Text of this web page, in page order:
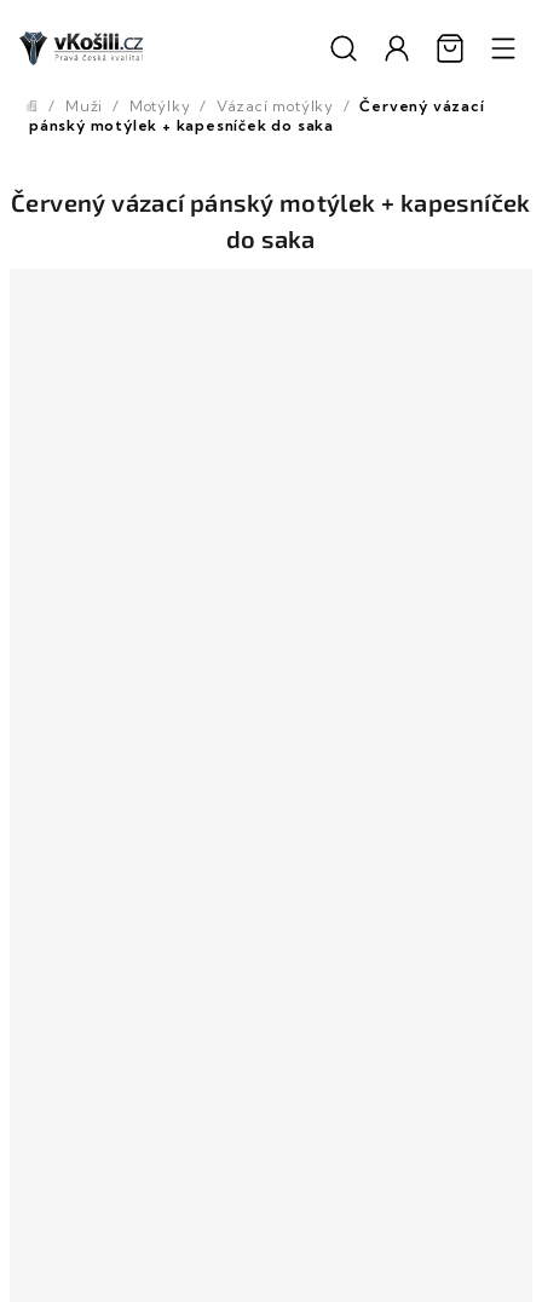
obsah
Domů
/ Muži / Motýlky / Vázací motýlky / Červený vázací
pánský motýlek + kapesníček do saka
Červený vázací pánský motýlek + kapesníček
do saka